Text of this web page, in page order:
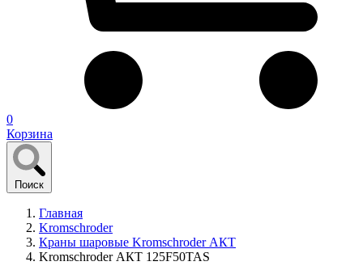
0
Корзина
Поиск
Главная
Kromschroder
Краны шаровые Kromschroder АКТ
Kromschroder АКТ 125F50TAS